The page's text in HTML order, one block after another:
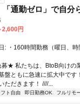
「通勤ゼロ」で自
2,600円
: ・160時間勤務（曜日、
★ 私たちは、BtoB向けの
盤ともに急速に拡大中で
ただきます！ ////...
フト自由 即日勤務OK フルリモ